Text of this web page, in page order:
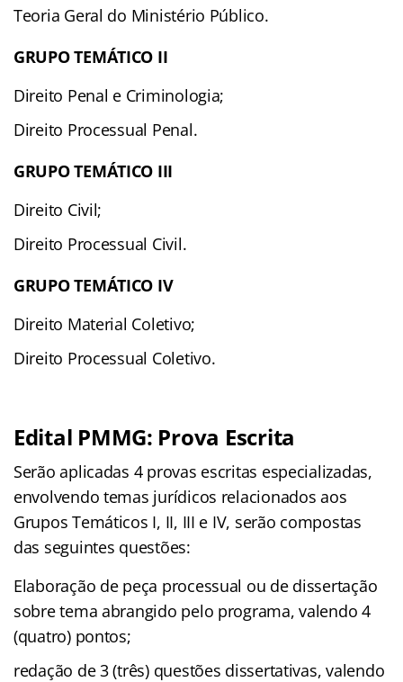
Teoria Geral do Ministério Público.
GRUPO TEMÁTICO II
Direito Penal e Criminologia;
Direito Processual Penal.
GRUPO TEMÁTICO III
Direito Civil;
Direito Processual Civil.
GRUPO TEMÁTICO IV
Direito Material Coletivo;
Direito Processual Coletivo.
Edital PMMG: Prova Escrita
Serão aplicadas 4 provas escritas especializadas,
envolvendo temas jurídicos relacionados aos
Grupos Temáticos I, II, III e IV, serão compostas
das seguintes questões:
Elaboração de peça processual ou de dissertação
sobre tema abrangido pelo programa, valendo 4
(quatro) pontos;
redação de 3 (três) questões dissertativas, valendo